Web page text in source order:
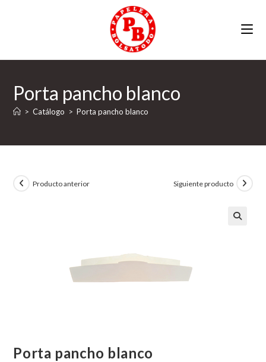
Porta pancho blanco
> Catálogo > Porta pancho blanco
Producto anterior Siguiente producto
Porta pancho blanco